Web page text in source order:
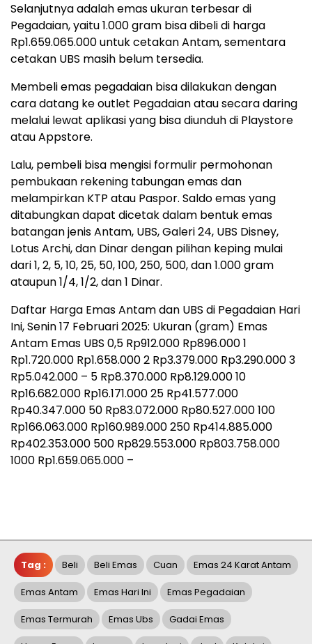
Selanjutnya adalah emas ukuran terbesar di
Pegadaian, yaitu 1.000 gram bisa dibeli di harga
Rp1.659.065.000 untuk cetakan Antam, sementara
cetakan UBS masih belum tersedia.
Membeli emas pegadaian bisa dilakukan dengan
cara datang ke outlet Pegadaian atau secara daring
melalui lewat aplikasi yang bisa diunduh di Playstore
atau Appstore.
Lalu, pembeli bisa mengisi formulir permohonan
pembukaan rekening tabungan emas dan
melampirkan KTP atau Paspor. Saldo emas yang
ditabungkan dapat dicetak dalam bentuk emas
batangan jenis Antam, UBS, Galeri 24, UBS Disney,
Lotus Archi, dan Dinar dengan pilihan keping mulai
dari 1, 2, 5, 10, 25, 50, 100, 250, 500, dan 1.000 gram
ataupun 1/4, 1/2, dan 1 Dinar.
Daftar Harga Emas Antam dan UBS di Pegadaian Hari
Ini, Senin 17 Februari 2025: Ukuran (gram) Emas
Antam Emas UBS 0,5 Rp912.000 Rp896.000 1
Rp1.720.000 Rp1.658.000 2 Rp3.379.000 Rp3.290.000 3
Rp5.042.000 – 5 Rp8.370.000 Rp8.129.000 10
Rp16.682.000 Rp16.171.000 25 Rp41.577.000
Rp40.347.000 50 Rp83.072.000 Rp80.527.000 100
Rp166.063.000 Rp160.989.000 250 Rp414.885.000
Rp402.353.000 500 Rp829.553.000 Rp803.758.000
1000 Rp1.659.065.000 –
Tag : Beli Beli Emas Cuan Emas 24 Karat Antam
Emas Antam Emas Hari Ini Emas Pegadaian
Emas Termurah Emas Ubs Gadai Emas